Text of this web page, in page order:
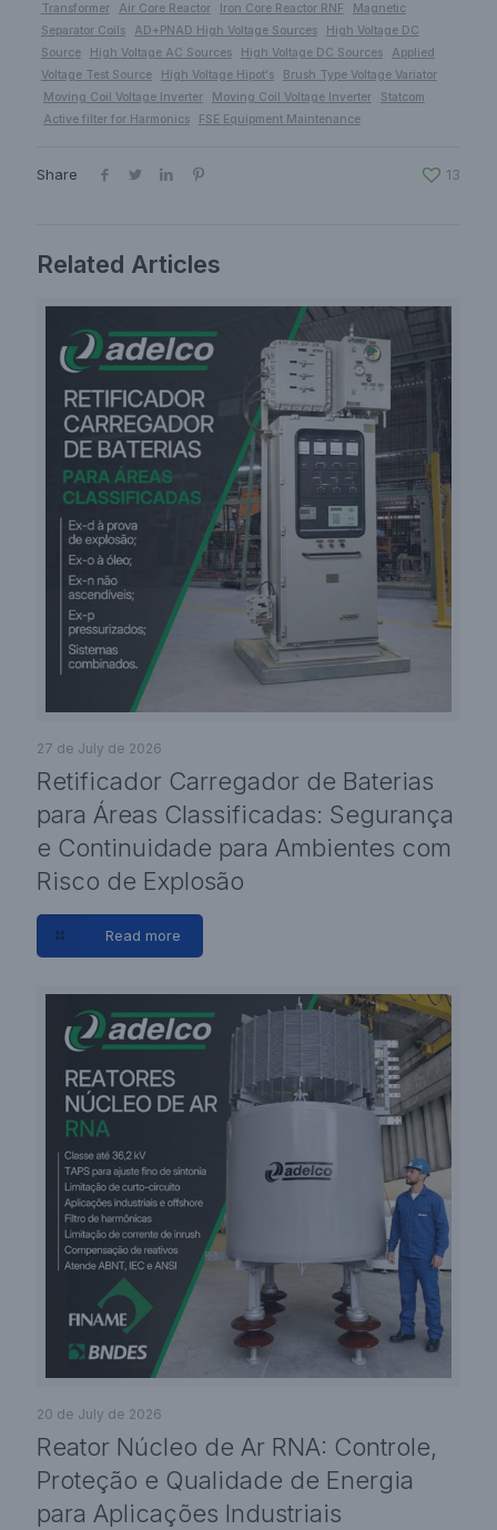
Transformer Air Core Reactor Iron Core Reactor RNF
Magnetic
Separator Coils
AD+PNAD High Voltage Sources
High Voltage DC
Source
High Voltage AC Sources High Voltage DC Sources
Applied
Voltage Test Source
High Voltage Hipot's
Brush Type Voltage Variator
Moving Coil Voltage Inverter
Moving Coil Voltage Inverter
Statcom
Active filter for Harmonics
FSE Equipment Maintenance
Share 13
Related Articles
27 de July de 2026
Retificador Carregador de Baterias
para Áreas Classificadas: Segurança
e Continuidade para Ambientes com
Risco de Explosão
Read more
20 de July de 2026
Reator Núcleo de Ar RNA: Controle,
Proteção e Qualidade de Energia
para Aplicações Industriais